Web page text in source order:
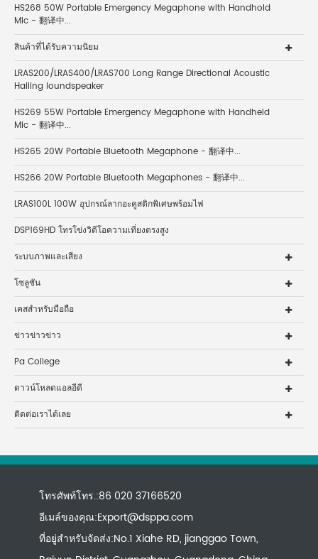
HS268 50W Portable Emergency Megaphone with Handhold
Mic - 翻译中...
สินค้าที่ได้รับความนิยม
LRAS200/LRAS400/LRAS700 Long Range Directional Acoustic
Hailing loundspeaker
HS269 55W Portable Emergency Megaphone with Handheld
Mic - 翻译中...
HS265 20W Portable Bluetooth Megaphone - 翻译中...
HS266 20W Portable Bluetooth Megaphones - 翻译中...
LRAS100L 100W อุปกรณ์ลากอะคูสติกพิเศษพร้อมไฟ
DSP169HD โทรโข่งวิดีโอความเที่ยงตรงสูง
ระบบภาพและเสียง
โซลูชัน
เคสสำหรับมือถือ
ข่าวข่าวข่าว
Pa College
ดาวน์โหลดแอลอีดี
ติดต่อเราได้เลย
โทรศัพท์โทร.:86 020 37166520
อีเมล์ของคุณ:Export@dsppa.com
ที่อยู่สำหรับจัดส่ง:No.1 Xiahe RD, jianggao Town,